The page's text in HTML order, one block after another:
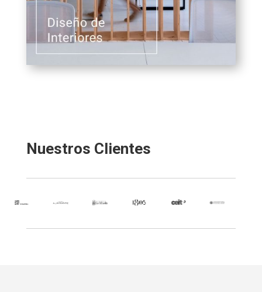
Nuestros Clientes